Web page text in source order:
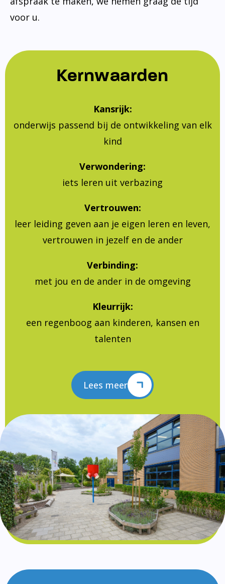
voor u.
Kernwaarden
Kansrijk:
onderwijs passend bij de ontwikkeling van elk
kind
Verwondering:
iets leren uit verbazing
Vertrouwen:
leer leiding geven aan je eigen leren en leven,
vertrouwen in jezelf en de ander
Verbinding:
met jou en de ander in de omgeving
Kleurrijk:
een regenboog aan kinderen, kansen en
talenten
Lees meer